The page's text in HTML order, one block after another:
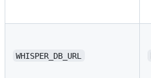
WHISPER_DB_URL